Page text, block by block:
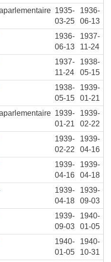
1935-
03-25
1936-
06-13
1936-
06-13
1937-
11-24
1937-
11-24
1938-
05-15
1938-
05-15
1939-
01-21
1939-
01-21
1939-
02-22
1939-
02-22
1939-
04-16
1939-
04-16
1939-
04-18
1939-
04-18
1939-
09-03
1939-
09-03
1940-
01-05
1940-
01-05
1940-
10-31